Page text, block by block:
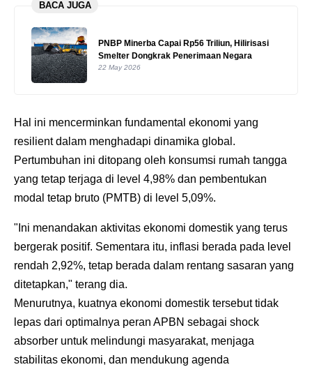
BACA JUGA
PNBP Minerba Capai Rp56 Triliun, Hilirisasi
Smelter Dongkrak Penerimaan Negara
22 May 2026
‎Hal ini mencerminkan fundamental ekonomi yang
resilient dalam menghadapi dinamika global.
Pertumbuhan ini ditopang oleh konsumsi rumah tangga
yang tetap terjaga di level 4,98% dan pembentukan
modal tetap bruto (PMTB) di level 5,09%.
‎"Ini menandakan aktivitas ekonomi domestik yang terus
bergerak positif. Sementara itu, inflasi berada pada level
rendah 2,92%, tetap berada dalam rentang sasaran yang
ditetapkan," terang dia.
‎Menurutnya, kuatnya ekonomi domestik tersebut tidak
lepas dari optimalnya peran APBN sebagai shock
absorber untuk melindungi masyarakat, menjaga
stabilitas ekonomi, dan mendukung agenda